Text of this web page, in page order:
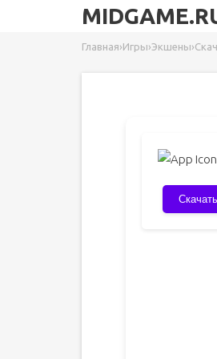
Главная›Игры›Экшены›
Скачать